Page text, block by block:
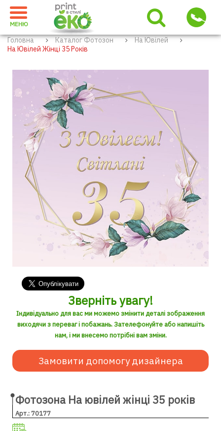
МЕНЮ
Головна Каталог Фотозон
На Ювілей
На Ювілей Жінці 35 Років
Зверніть увагу!
Індивідуально для вас ми можемо змінити деталі зображення
виходячи з переваг і побажань. Зателефонуйте або напишіть
нам, і ми внесемо потрібні вам зміни.
Замовити допомогу дизайнера
Фотозона На ювілей жінці 35 років
Арт.: 70177